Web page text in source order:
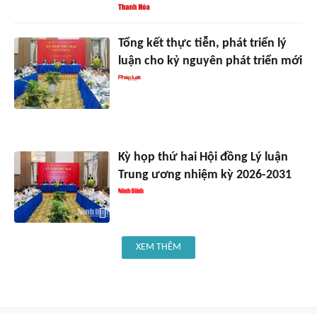
Tổng kết thực tiễn, phát triển lý
luận cho kỷ nguyên phát triển mới
Kỳ họp thứ hai Hội đồng Lý luận
Trung ương nhiệm kỳ 2026-2031
XEM THÊM